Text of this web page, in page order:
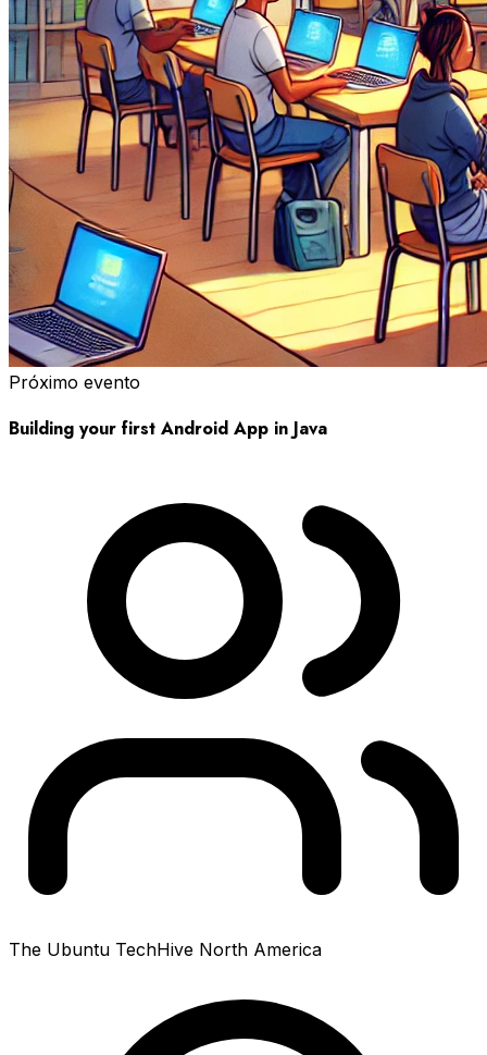
Próximo evento
Building your first Android App in Java
The Ubuntu TechHive North America